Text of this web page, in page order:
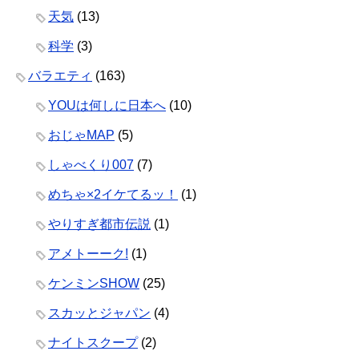
天気 (13)
科学 (3)
バラエティ (163)
YOUは何しに日本へ (10)
おじゃMAP (5)
しゃべくり007 (7)
めちゃ×2イケてるッ！ (1)
やりすぎ都市伝説 (1)
アメトーーク! (1)
ケンミンSHOW (25)
スカッとジャパン (4)
ナイトスクープ(2)